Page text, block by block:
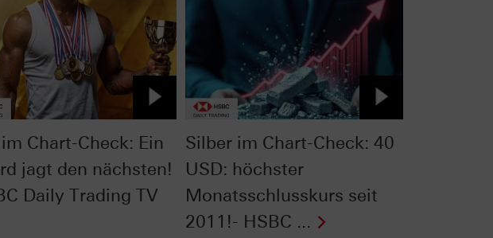
Chart-Check: Ein
jagt den nächsten!
Daily Trading TV
Silber im Chart-Check: 40
USD: höchster
Monatsschlusskurs seit
2011!- HSBC ...